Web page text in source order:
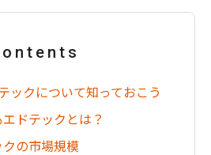
ックについて知っておこう
ドテックとは？
の市場規模